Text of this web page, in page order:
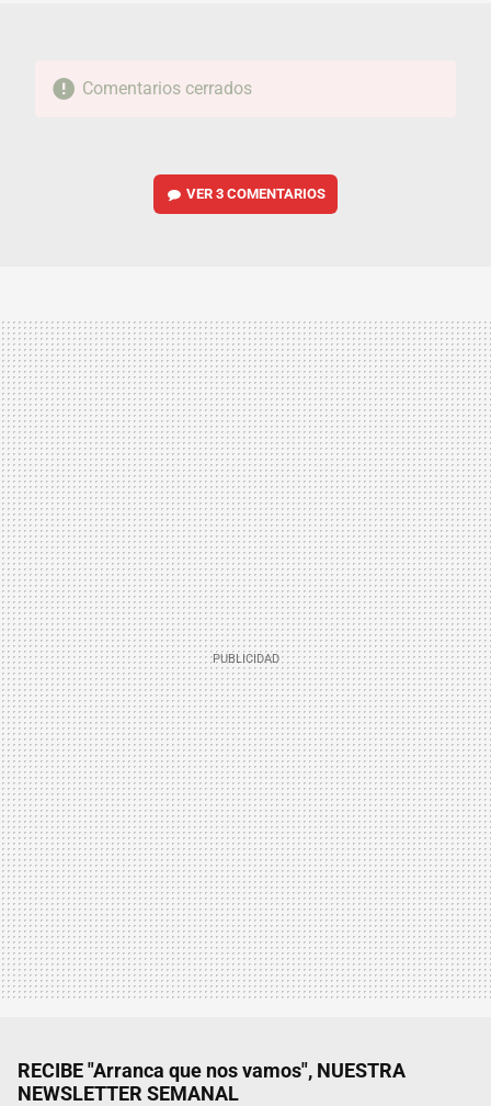
Comentarios cerrados
VER3 COMENTARIOS
RECIBE "Arranca que nos vamos", NUESTRA
NEWSLETTER SEMANAL